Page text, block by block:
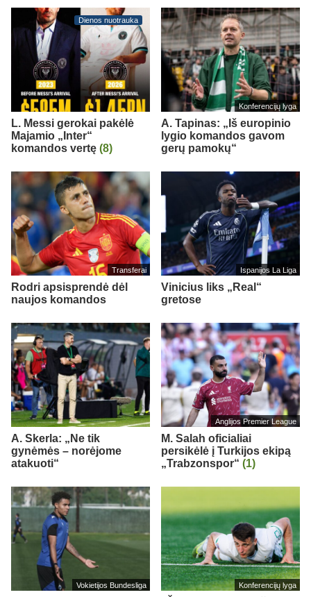
Dienos nuotrauka
L. Messi gerokai pakėlė
Majamio „Inter“
komandos vertę (8)
Konferencijų lyga
A. Tapinas: „Iš europinio
lygio komandos gavom
gerų pamokų“
Transferai
Rodri apsisprendė dėl
naujos komandos
Ispanijos La Liga
Vinicius liks „Real“
gretose
A. Skerla: „Ne tik
gynėmės – norėjome
atakuoti“
Anglijos Premier League
M. Salah oficialiai
persikėlė į Turkijos ekipą
„Trabzonspor“ (1)
Vokietijos Bundesliga Konferencijų lyga